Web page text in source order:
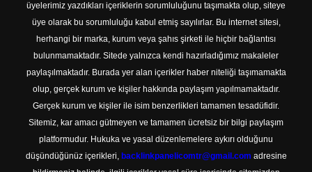
üyelerimiz yazdıkları içeriklerin sorumluluğunu taşımakta olup, siteye
üye olarak bu sorumluluğu kabul etmiş sayılırlar. Bu internet sitesi,
herhangi bir marka, kurum veya şahıs şirketi ile hiçbir bağlantısı
bulunmamaktadır. Sitede yalnızca kendi hazırladığımız makaleler
paylaşılmaktadır. Burada yer alan içerikler haber niteliği taşımamakta
olup, gerçek kurum ve kişiler hakkında paylaşım yapılmamaktadır.
Gerçek kurum ve kişiler ile isim benzerlikleri tamamen tesadüfidir.
Sitemiz, kar amacı gütmeyen ve tamamen ücretsiz bir bilgi paylaşım
platformudur. Hukuka ve yasal düzenlemelere aykırı olduğunu
düşündüğünüz içerikleri, backlinkpanelicomtr@gmail.com adresine